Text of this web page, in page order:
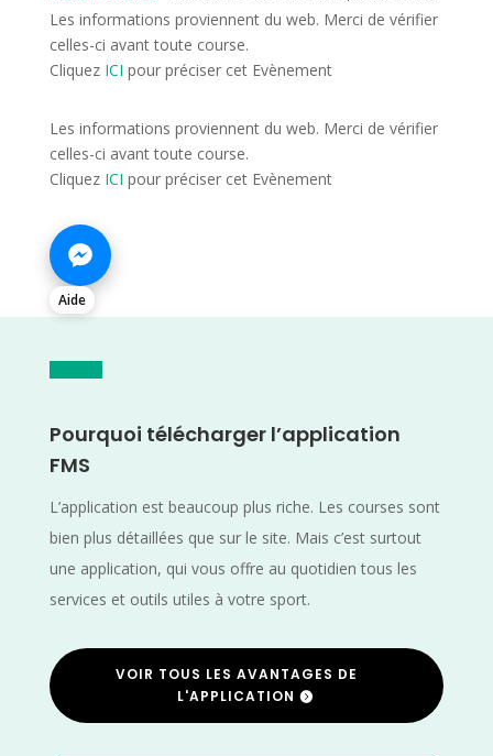
Les informations proviennent du web. Merci de vérifier
celles-ci avant toute course.
Cliquez ICI pour préciser cet Evènement
Les informations proviennent du web. Merci de vérifier
celles-ci avant toute course.
Cliquez ICI pour préciser cet Evènement
Aide
Pourquoi télécharger l’application
FMS
L’application est beaucoup plus riche. Les courses sont
bien plus détaillées que sur le site. Mais c’est surtout
une application, qui vous offre au quotidien tous les
services et outils utiles à votre sport.
VOIR TOUS LES AVANTAGES DE
L'APPLICATION